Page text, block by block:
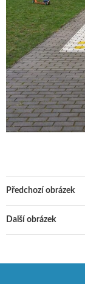
Předchozí obrázek
Další obrázek